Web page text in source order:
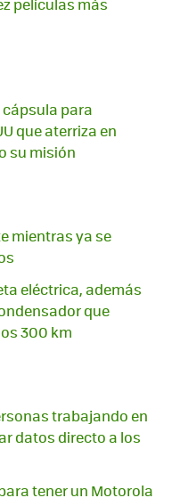
para
que aterriza en
su misión
mientras ya se
eléctrica, además
que
300 km
trabajando en
datos directo a los
tener un Motorola